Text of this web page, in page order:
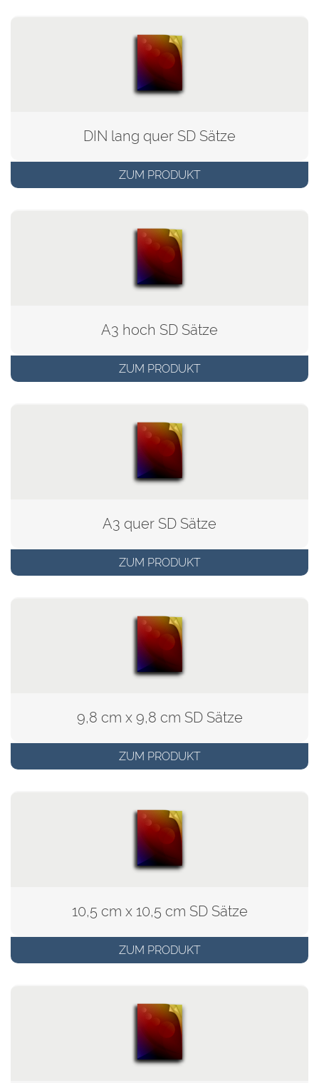
DIN lang quer SD Sätze
ZUM PRODUKT
A3 hoch SD Sätze
ZUM PRODUKT
A3 quer SD Sätze
ZUM PRODUKT
9,8 cm x 9,8 cm SD Sätze
ZUM PRODUKT
10,5 cm x 10,5 cm SD Sätze
ZUM PRODUKT